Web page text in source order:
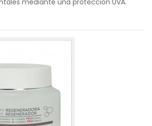
mediante una protección UVA.